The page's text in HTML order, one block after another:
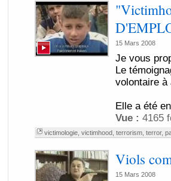
15 Mars 2008
Je vous
Le
volontaire à
Elle a été
Vue : 4165
victimologie, victimhood, terrorism, terror,
Viols
15 Mars 2008